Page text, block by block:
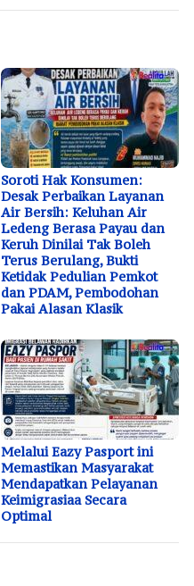
Soroti Hak Konsumen:
Desak Perbaikan Layanan
Air Bersih: Keluhan Air
Ledeng Berasa Payau dan
Keruh Dinilai Tak Boleh
Terus Berulang, Bukti
Ketidak Pedulian Pemkot
dan PDAM, Pembodohan
Pakai Alasan Klasik
Melalui Eazy Pasport ini
Memastikan Masyarakat
Mendapatkan Pelayanan
Keimigrasiaa Secara
Optimal